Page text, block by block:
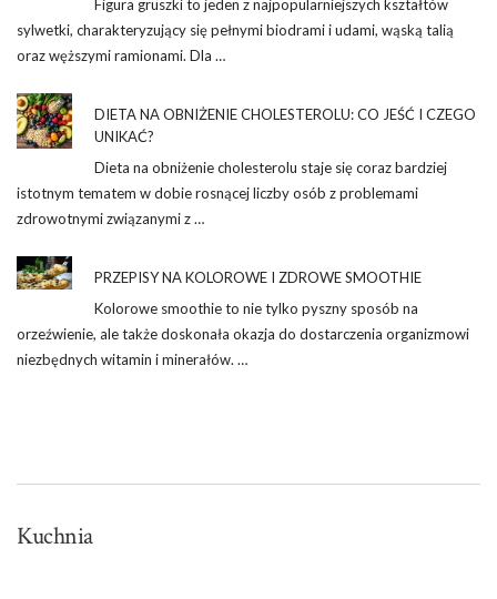
Figura gruszki to jeden z najpopularniejszych kształtów
sylwetki, charakteryzujący się pełnymi biodrami i udami, wąską talią
oraz węższymi ramionami. Dla …
DIETA NA OBNIŻENIE CHOLESTEROLU: CO JEŚĆ I CZEGO
UNIKAĆ?
Dieta na obniżenie cholesterolu staje się coraz bardziej
istotnym tematem w dobie rosnącej liczby osób z problemami
zdrowotnymi związanymi z …
PRZEPISY NA KOLOROWE I ZDROWE SMOOTHIE
Kolorowe smoothie to nie tylko pyszny sposób na
orzeźwienie, ale także doskonała okazja do dostarczenia organizmowi
niezbędnych witamin i minerałów. …
Kuchnia